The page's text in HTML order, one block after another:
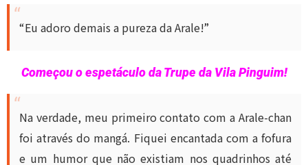
“Eu adoro demais a pureza da Arale!”
Começou o espetáculo da Trupe da Vila Pinguim!
Na verdade, meu primeiro contato com a Arale-chan
foi através do mangá. Fiquei encantada com a fofura
e um humor que não existiam nos quadrinhos até